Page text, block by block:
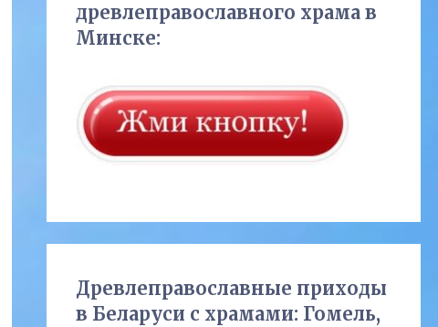
древлеправославного храма в
Минске:
Древлеправославные приходы
в Беларуси с храмами: Гомель,